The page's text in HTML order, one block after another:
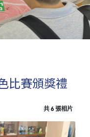
比賽頒獎禮
共 6 張相片